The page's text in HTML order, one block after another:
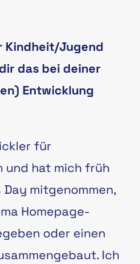
Kindheit/Jugend
das bei deiner
Entwicklung
für
und hat mich früh
Day mitgenommen,
Homepage-
oder einen
Ich